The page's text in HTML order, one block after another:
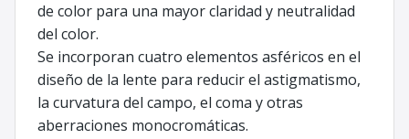
de color para una mayor claridad y neutralidad
del color.
Se incorporan cuatro elementos asféricos en el
diseño de la lente para reducir el astigmatismo,
la curvatura del campo, el coma y otras
aberraciones monocromáticas.